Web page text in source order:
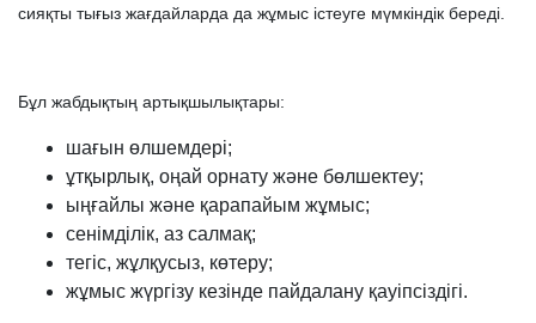
сияқты тығыз жағдайларда да жұмыс істеуге мүмкіндік береді.
Бұл жабдықтың артықшылықтары:
шағын өлшемдері;
ұтқырлық, оңай орнату және бөлшектеу;
ыңғайлы және қарапайым жұмыс;
сенімділік, аз салмақ;
тегіс, жұлқусыз, көтеру;
жұмыс жүргізу кезінде пайдалану қауіпсіздігі.